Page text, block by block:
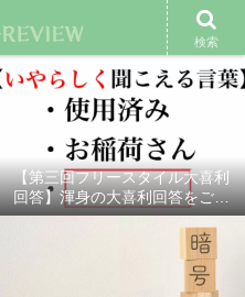
余興動画 ベスト大喜利 スポ
【第三回フリースタイル大喜利
回答】渾身の大喜利回答をご紹
介！
検索